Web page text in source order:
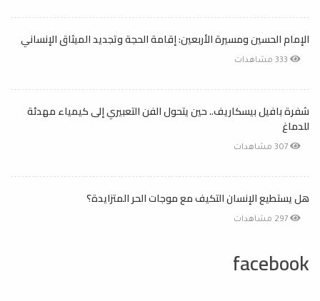
الإمام الحسين ومسيرة الأربعين: إقامة الحجة وتجديد الميثاق الإنساني
شفرة بافيل بيسكاريف.. حين يتحول الفن التعبيري إلى كيمياء مهدئة
للدماغ
هل يستطيع الإنسان التكيف مع موجات الحر المتزايدة؟
facebook